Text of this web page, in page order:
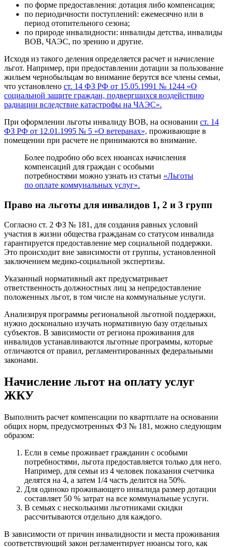
по форме предоставления: дотация либо компенсация;
по периодичности поступлений: ежемесячно или в
период отопительного сезона;
по природе инвалидности: инвалиды детства, инвалиды
ВОВ, ЧАЭС, по зрению и другие.
Исходя из такого деления определяется расчет и начисление
льгот. Например, при предоставлении дотации за пользование
жильем чернобыльцам во внимание берутся все члены семьи,
что установлено ст. 14 ФЗ РФ от 15.05.1991 № 1244 «О
социальной защите граждан, подвергшихся воздействию
радиации вследствие катастрофы на ЧАЭС».
При оформлении льготы инвалиду ВОВ, на основании ст. 14
ФЗ РФ от 12.01.1995 № 5 «О ветеранах», проживающие в
помещении при расчете не принимаются во внимание.
Более подробно обо всех нюансах начисления
компенсаций для граждан с особыми
потребностями можно узнать из статьи «Льготы
по оплате коммунальных услуг».
Право на льготы для инвалидов 1, 2 и 3 групп
Согласно ст. 2 ФЗ № 181, для создания равных условий
участия в жизни общества гражданам со статусом инвалида
гарантируется предоставление мер социальной поддержки.
Это происходит вне зависимости от группы, установленной
заключением медико-социальной экспертизы.
Указанный нормативный акт предусматривает
ответственность должностных лиц за непредоставление
положенных льгот, в том числе на коммунальные услуги.
Анализируя программы региональной льготной поддержки,
нужно досконально изучать нормативную базу отдельных
субъектов. В зависимости от региона проживания для
инвалидов устанавливаются льготные программы, которые
отличаются от правил, регламентированных федеральными
законами.
Начисление льгот на оплату услуг
ЖКУ
Выполнить расчет компенсации по квартплате на основании
общих норм, предусмотренных ФЗ № 181, можно следующим
образом:
Если в семье проживает гражданин с особыми
потребностями, льгота предоставляется только для него.
Например, для семьи из 4 человек показания счетчика
делятся на 4, а затем 1/4 часть делится на 50%.
Для одиноко проживающего инвалида размер дотации
составляет 50 % затрат на все коммунальные услуги.
В семьях с несколькими льготниками скидки
рассчитываются отдельно для каждого.
В зависимости от причин инвалидности и места проживания
соответствующий закон регламентирует нюансы того, как